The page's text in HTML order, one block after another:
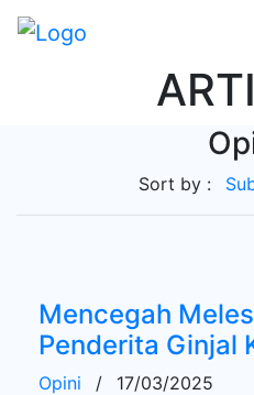
Sort by :
Mencegah
Penderita Ginjal
Opini /
17/03/2025